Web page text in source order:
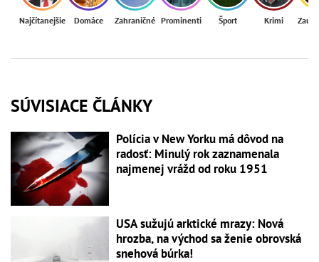
Najčítanejšie Domáce Zahraničné Prominenti Šport Krimi
SÚVISIACE ČLÁNKY
Polícia v New Yorku má dôvod na
radosť: Minulý rok zaznamenala
najmenej vrážd od roku 1951
USA sužujú arktické mrazy: Nová
hrozba, na východ sa ženie obrovská
snehová búrka!